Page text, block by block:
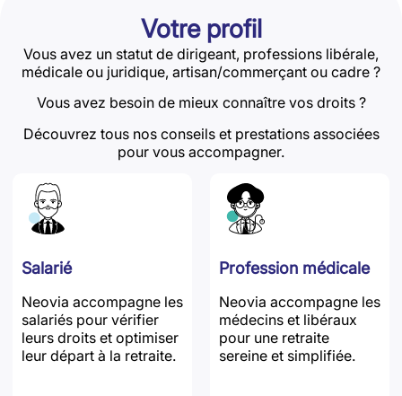
Votre profil
Vous avez un statut de dirigeant, professions libérale,
médicale ou juridique, artisan/commerçant ou cadre ?
Vous avez besoin de mieux connaître vos droits ?
Découvrez tous nos conseils et prestations associées
pour vous accompagner.
Salarié
Neovia accompagne les
salariés pour vérifier
leurs droits et optimiser
leur départ à la retraite.
Profession médicale
Neovia accompagne les
médecins et libéraux
pour une retraite
sereine et simplifiée.